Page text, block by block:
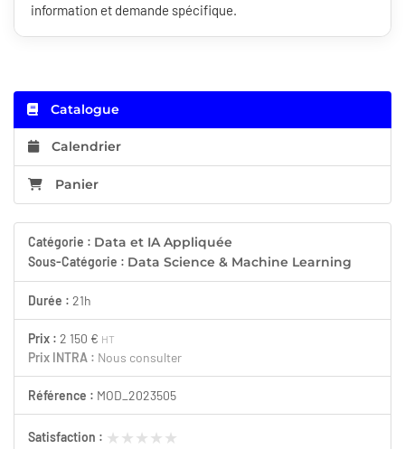
information et demande spécifique.
Catalogue
Calendrier
Panier
Catégorie : Data et IA Appliquée
Sous-Catégorie : Data Science & Machine Learning
Durée : 21h
Prix : 2 150 € HT
Prix INTRA : Nous consulter
Référence : MOD_2023505
Satisfaction : ★★★★★
★★★★★